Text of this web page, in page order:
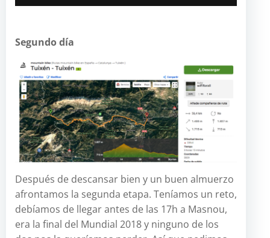
Segundo día
Después de descansar bien y un buen almuerzo
afrontamos la segunda etapa. Teníamos un reto,
debíamos de llegar antes de las 17h a Masnou,
era la final del Mundial 2018 y ninguno de los